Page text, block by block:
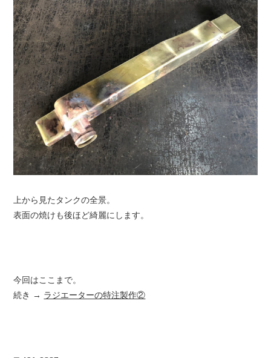
上から見たタンクの全景。
表面の焼けも後ほど綺麗にします。
今回はここまで。
続き → ラジエーターの特注製作②